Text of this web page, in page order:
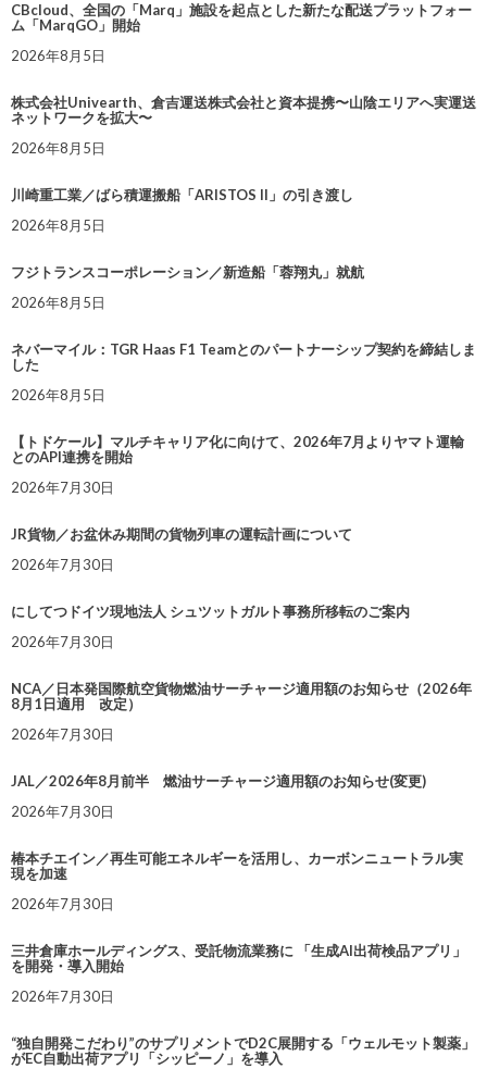
CBcloud、全国の「Marq」施設を起点とした新たな配送プラットフォー
ム「MarqGO」開始
2026年8月5日
株式会社Univearth、倉吉運送株式会社と資本提携〜山陰エリアへ実運送
ネットワークを拡大〜
2026年8月5日
川崎重工業／ばら積運搬船「ARISTOS II」の引き渡し
2026年8月5日
フジトランスコーポレーション／新造船「蓉翔丸」就航
2026年8月5日
ネバーマイル：TGR Haas F1 Teamとのパートナーシップ契約を締結しま
した
2026年8月5日
【トドケール】マルチキャリア化に向けて、2026年7月よりヤマト運輸
とのAPI連携を開始
2026年7月30日
JR貨物／お盆休み期間の貨物列車の運転計画について
2026年7月30日
にしてつドイツ現地法人 シュツットガルト事務所移転のご案内
2026年7月30日
NCA／日本発国際航空貨物燃油サーチャージ適用額のお知らせ（2026年
8月1日適用 改定）
2026年7月30日
JAL／2026年8月前半 燃油サーチャージ適用額のお知らせ(変更)
2026年7月30日
椿本チエイン／再生可能エネルギーを活用し、カーボンニュートラル実
現を加速
2026年7月30日
三井倉庫ホールディングス、受託物流業務に 「生成AI出荷検品アプリ」
を開発・導入開始
2026年7月30日
“独自開発こだわり”のサプリメントでD2C展開する「ウェルモット製薬」
がEC自動出荷アプリ「シッピーノ」を導入